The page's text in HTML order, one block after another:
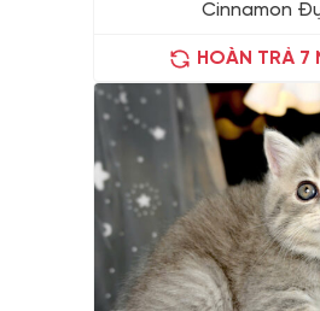
Cinnamon
HOÀN TRẢ 7